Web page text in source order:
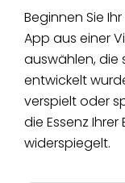
Beginnen Sie
App aus einer
auswählen, die
entwickelt
verspielt oder
die Essenz
widerspiegelt.